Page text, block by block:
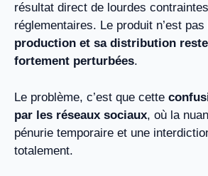
résultat direct de lourdes
réglementaires. Le produit n’est
production et sa distribution
fortement perturbées.
Le problème, c’est que cette
par les réseaux sociaux, où la
pénurie temporaire et une
totalement.